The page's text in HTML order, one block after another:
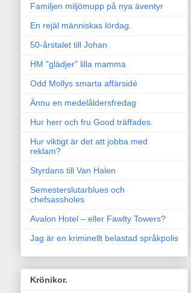
Familjen miljömupp på nya äventyr
En rejäl människas lördag.
50-årstalet till Johan
HM "glädjer" lilla mamma
Odd Mollys smarta affärsidé
Ännu en medelåldersfredag
Hur herr och fru Good träffades.
Hur viktigt är det att jobba med
reklam?
Styrdans till Van Halen
Semesterslutarblues och
chefsassholes
Avalon Hotel – eller Fawlty Towers?
Jag är en kriminellt belastad språkpolis
Krönikor.